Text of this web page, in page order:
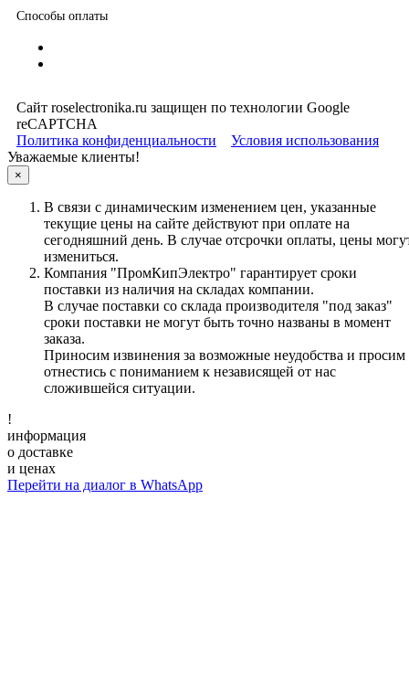
Способы оплаты
Сайт roselectronika.ru защищен по технологии Google
reCAPTCHA
Политика конфиденциальности
Условия использования
Уважаемые клиенты!
×
В связи с динамическим изменением цен, указанные
текущие цены на сайте действуют при оплате на
сегодняшний день. В случае отсрочки оплаты, цены
измениться.
Компания "ПромКипЭлектро" гарантирует сроки
поставки из наличия на складах компании.
В случае поставки со склада производителя "под заказ"
сроки поставки не могут быть точно названы в момент
заказа.
Приносим извинения за возможные неудобства и просим
отнестись с пониманием к независящей от нас
сложившейся ситуации.
!
информация
о доставке
и ценах
Перейти на диалог в WhatsApp